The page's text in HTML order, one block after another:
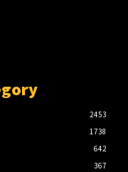
2453
1738
642
367